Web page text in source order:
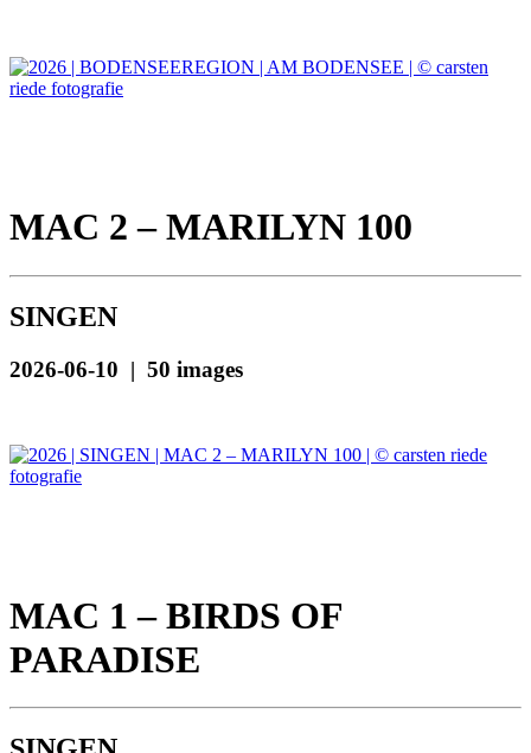
MAC 2 – MARILYN 100
SINGEN
2026-06-10 | 50 images
MAC 1 – BIRDS OF
PARADISE